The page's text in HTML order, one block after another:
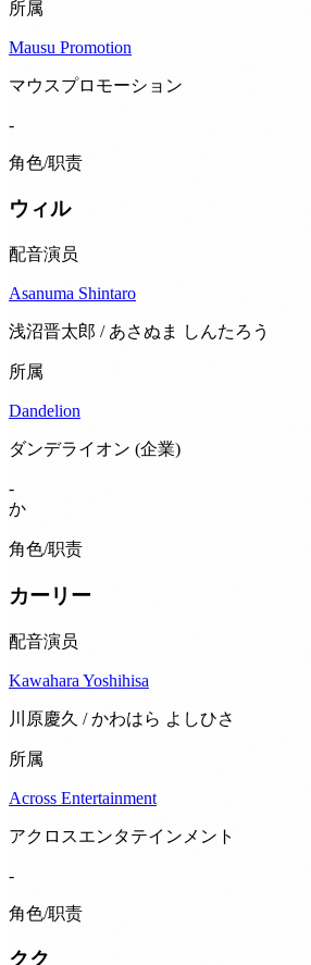
所属
Mausu Promotion
マウスプロモーション
-
角色/职责
ウィル
配音演员
Asanuma Shintaro
浅沼晋太郎 / あさぬま しんたろう
所属
Dandelion
ダンデライオン (企業)
-
か
角色/职责
カーリー
配音演员
Kawahara Yoshihisa
川原慶久 / かわはら よしひさ
所属
Across Entertainment
アクロスエンタテインメント
-
角色/职责
クク